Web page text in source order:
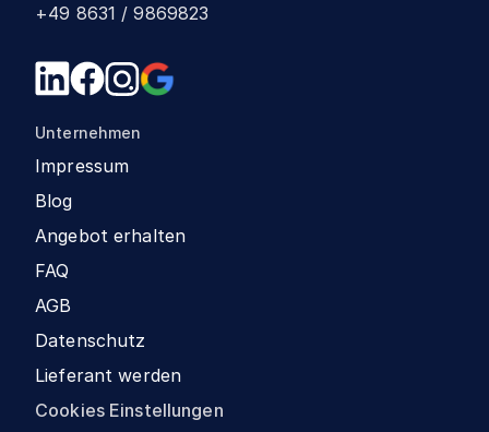
+49 8631 / 9869823
Unternehmen
Impressum
Blog
Angebot erhalten
FAQ
AGB
Datenschutz
Lieferant werden
Cookies Einstellungen